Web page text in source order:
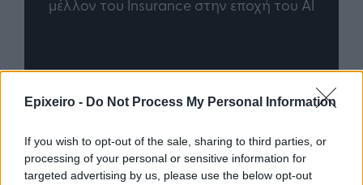
Epixeiro - Do Not Process My Personal Information
If you wish to opt-out of the sale, sharing to third parties, or
processing of your personal or sensitive information for
targeted advertising by us, please use the below opt-out
μέλλον του Insurance στην εποχή του AI
Περισσότερα από το